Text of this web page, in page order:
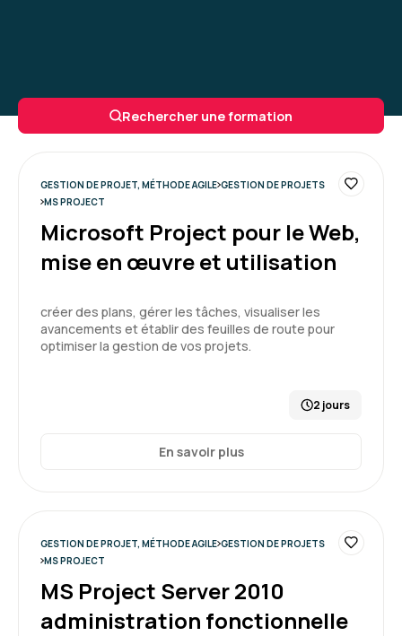
Rechercher une formation
GESTION DE PROJET, MÉTHODE AGILE GESTION DE PROJETS
MS PROJECT
Microsoft Project pour le Web,
mise en œuvre et utilisation
créer des plans, gérer les tâches, visualiser les
avancements et établir des feuilles de route pour
optimiser la gestion de vos projets.
2 jours
En savoir plus
GESTION DE PROJET, MÉTHODE AGILE GESTION DE PROJETS
MS PROJECT
MS Project Server 2010
administration fonctionnelle